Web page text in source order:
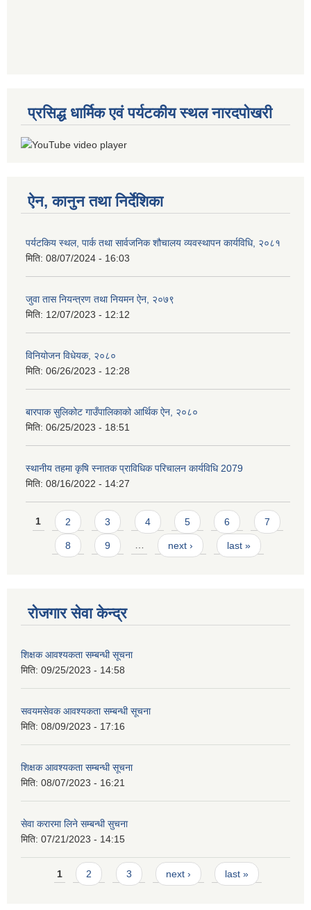
प्रसिद्ध धार्मिक एवं पर्यटकीय स्थल नारदपोखरी
ऐन, कानुन तथा निर्देशिका
पर्यटकिय स्थल, पार्क तथा सार्वजनिक शौचालय व्यवस्थापन कार्यविधि, २०८१
मिति: 08/07/2024 - 16:03
जुवा तास नियन्त्रण तथा नियमन ऐन, २०७९
मिति: 12/07/2023 - 12:12
विनियोजन विधेयक, २०८०
मिति: 06/26/2023 - 12:28
बारपाक सुलिकोट गाउँपालिकाको आर्थिक ऐन, २०८०
मिति: 06/25/2023 - 18:51
स्थानीय तहमा कृषि स्नातक प्राविधिक परिचालन कार्यविधि 2079
मिति: 08/16/2022 - 14:27
Pages
1 2 3 4 5 6 7
8 9 … next › last »
रोजगार सेवा केन्द्र
शिक्षक आवश्यकता सम्बन्धी सूचना
मिति: 09/25/2023 - 14:58
सवयमसेवक आवश्यकता सम्बन्धी सूचना
मिति: 08/09/2023 - 17:16
शिक्षक आवश्यकता सम्बन्धी सूचना
मिति: 08/07/2023 - 16:21
सेवा करारमा लिने सम्बन्धी सुचना
मिति: 07/21/2023 - 14:15
Pages
1 2 3 next › last »